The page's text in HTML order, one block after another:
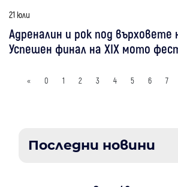
21 юли
Адреналин и рок под върховете
Успешен финал на XIX мото
« 0 1 2 3 4 5 6 7
Последни новини